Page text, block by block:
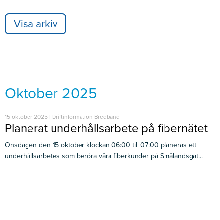
Visa arkiv
Oktober 2025
15 oktober 2025 | Driftinformation Bredband
Planerat underhållsarbete på fibernätet
Onsdagen den 15 oktober klockan 06:00 till 07:00 planeras ett
underhållsarbetes som beröra våra fiberkunder på Smålandsgat...